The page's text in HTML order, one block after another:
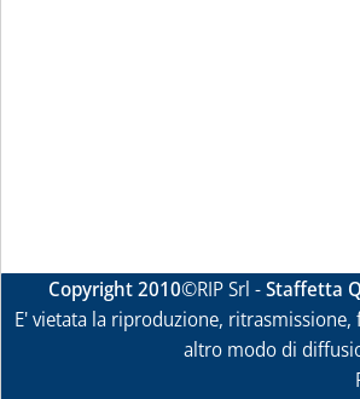
Copyright 2010©RIP Srl -Staffetta
E' vietata la riproduzione,
altro modo di